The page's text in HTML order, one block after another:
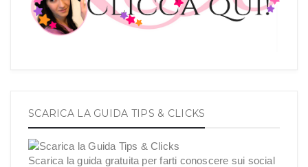
SCARICA LA GUIDA TIPS & CLICKS
Scarica la guida gratuita per farti conoscere sui social